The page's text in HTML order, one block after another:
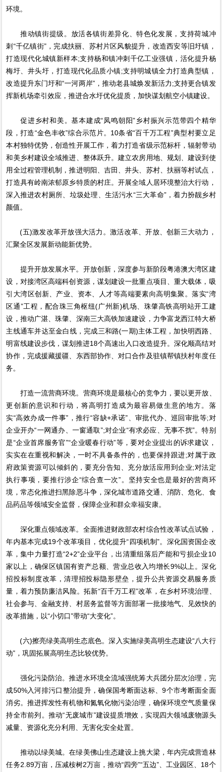
环境。
推动镇街提级。放活各镇街差异化、特色化发展，支持荷城冲
刺“千亿镇街”，完成扶丽、苏村片区风貌提升，改造西安等旧圩镇，
打造现代化城镇新样本;支持杨和镇冲刺千亿工业强镇，活化提升杨
梅圩、井头圩，打造现代化品质小镇;支持明城镇全力打造典型镇，
改造提升东门圩和“一河两岸”，推动老县城焕发新活力;支持更合镇发
挥新机场牵引效应，推进合水圩优化提质，加快谋划航空小镇建设。
促进乡村和美。基本建成“凤鸣朝阳”乡村振兴示范带四个精华
段，打造“金色丰收”综合示范片。10条省“百千万工程”典型村要立足
本村独特优势，创造性开展工作，着力打造省级示范标杆，辐射带动
和美乡村建设全域推进、整体跃升。建立农房用地、规划、建设到使
用全过程管理机制，推进明阳、吉田、井头、苏村、扶丽等村试点，
打造具有岭南浓郁原乡特质的村庄。开展全域人居环境整治大行动，
深入推进农村厕所、垃圾处理、生活污水“三大革命”，着力扮靓乡村
颜值。
(五)激发改革开放强大活力。激活改革、开放、创新三大动力，
汇聚全区发展新动能新优势。
提升开放发展水平。开放创新，深度参与新阶段粤港澳大湾区建
设，对接湾区高端科创资源，谋划建设一批重点项目、重大载体，吸
引大湾区创新、产业、资本、人才等高端要素向高明集聚。落实“湾
区通”工程，配合珠三角枢纽(广州新)机场、珠肇高铁高明站开工建
设，推动广湛、珠肇、深南三大高铁加速建设，力争富龙西江特大桥
主线通车并达至金白线，完成三和路(一期)主体工程，加快明西路、
明富线建设步伐，谋划推进18个高速出入口改造提升。深化顺高结对
协作，完成援藏援疆、东西部协作、对口合作及驻镇帮镇扶村年度任
务。
打造一流营商环境。营商环境是最核心的竞争力，要以更开放、
更创新的意识和行动，将高明打造成为最容易做生意的地方。落
实“高效办成一件事”，推行“容缺+承诺”、审批代办、巡回审批等;对
企业开办“一网通办、一窗通取”;对企业“有求必应、无事不扰”。特别
是“企业首席服务官”“企业暖春行动”等，要对企业提出的诉求建议，
实实在在重视和解决，一时不具备条件的，也要保持跟进;对属于政
府政策资源可以倾斜的，要充分告知、充分放活应用到企业;对法定
执行事项，要推行涉企“综合查一次”。坚持安全也是最好的营商环
境，常态化推进扫黑除恶斗争，深化城市道路交通、消防、危化、食
品药品等领域安全监督，保障企业和群众幸福安康。
深化重点领域改革。全面推进财政部农村综合性改革试点试验，
年内基本完成19个改革项目，优化提升“四项机制”。深化国资国企改
革，集中力量打造“2+2”企业平台，出清重组落后产能和亏损企业10
家以上，确保区镇国有资产总额、营业总收入均增长9%以上。深化
招投标制度改革，清理招投标隐形壁垒，提升公共资源交易服务质
量，着力预防廉洁风险。拓新“百千万工程”改革，在乡村环境治理、
社会参与、金融支持、村居务监督等方面部署一批接地气、见效快的
改革措施，以“小切口”带动“大变化”。
(六)擦亮绿美高明生态底色。深入实施绿美高明生态建设“八大行
动”，巩固拓展高明生态比较优势。
强化污染防治。推进水环境全流域强统筹大兵团分层次治理，完
成50%入河排污口整治提升，确保国考断面达标、9个市考断面全面
消劣。推进挥发性有机物和氮氧化物污染治理，确保环境空气质量保
持全市前列。推动“无废城市”建设提质增效，实现四大领域废物源头
减量、资源化充分利用、无害化安全处置。
推动以绿美城。在绿美佛山生态建设上挑大梁，年内完成营造林
任务2.89万亩，压减桉树2万亩，推动“四旁”“五边”、工业园区、18个